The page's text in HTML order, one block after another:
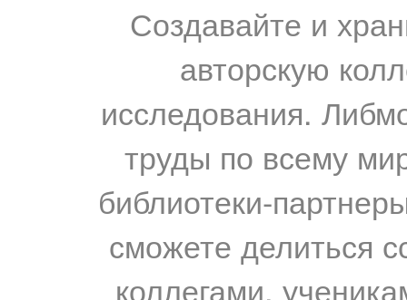
Создавайте и
авторскую
исследования.
труды по всему
библиотеки-
сможете делиться
коллегами,